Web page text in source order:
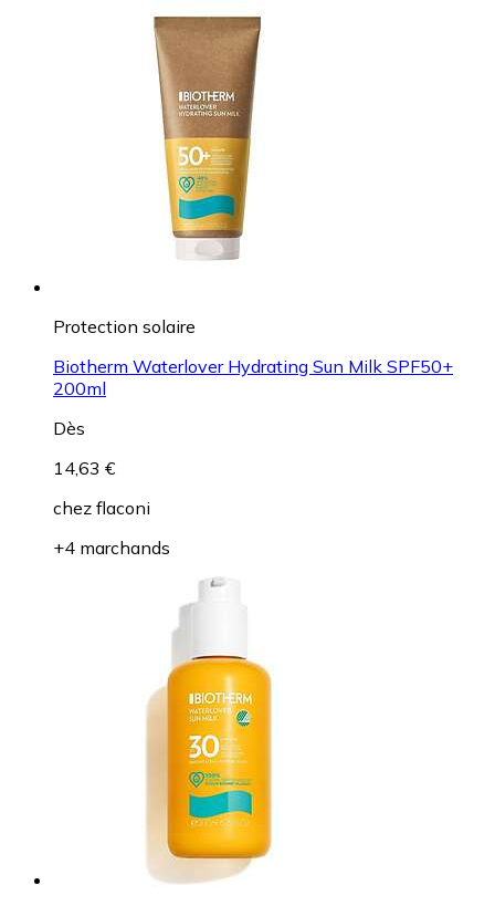
Protection solaire
Biotherm Waterlover Hydrating Sun Milk SPF50+
200ml
Dès
14,63 €
chez flaconi
+4 marchands